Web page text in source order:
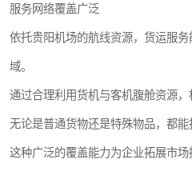
服务网络覆盖广泛
依托贵阳机场的航线资源，货运服
域。
通过合理利用货机与客机腹舱资源，
无论是普通货物还是特殊物品，都能
这种广泛的覆盖能力为企业拓展市场